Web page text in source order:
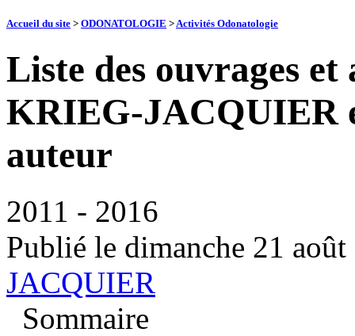
Accueil du site > ODONATOLOGIE >Activités Odonatologie
Liste des ouvrages
KRIEG-JACQUIER
auteur
2011 - 2016
Publié le dimanche 21
JACQUIER
Sommaire